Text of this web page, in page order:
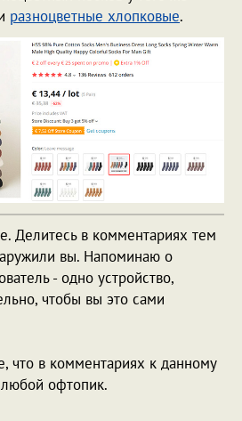
разноцветные хлопковые.
Делитесь в комментариях тем
вы. Напоминаю о
- одно устройство,
чтобы вы это сами
что в комментариях к данному
офтопик.